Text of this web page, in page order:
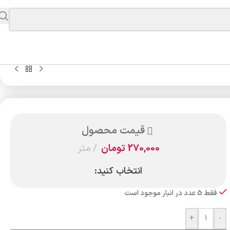
قیمت محصول
270,000تومان متر
انتخاب کنید:
فقط 5 عدد در انبار موجود است
-
+